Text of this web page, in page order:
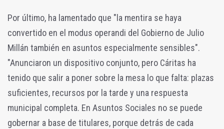
Por último, ha lamentado que "la mentira se haya
convertido en el modus operandi del Gobierno de Julio
Millán también en asuntos especialmente sensibles".
"Anunciaron un dispositivo conjunto, pero Cáritas ha
tenido que salir a poner sobre la mesa lo que falta: plazas
suficientes, recursos por la tarde y una respuesta
municipal completa. En Asuntos Sociales no se puede
gobernar a base de titulares, porque detrás de cada